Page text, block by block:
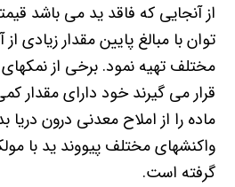
از آنجایی که فاقد ید می باشد
توان با مبالغ پایین مقدار زیادی
مختلف تهیه نمود. برخی از
قرار می گیرند خود دارای مقدار
ماده را از املاح معدنی درون دریا
واکنشهای مختلف پیووند ید با
گرفته است.